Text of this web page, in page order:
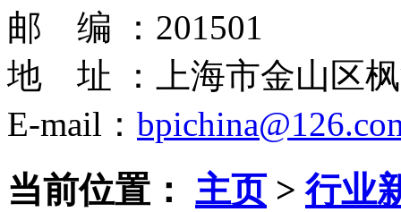
邮 编 ：201501
地 址 ：上海市金山区
E-mail：
当前位置： 主页>行业